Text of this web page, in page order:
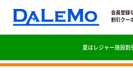
会員登録
割引クー
夏はレジャー施設割